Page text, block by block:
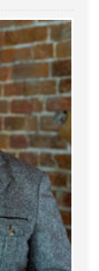
опроса